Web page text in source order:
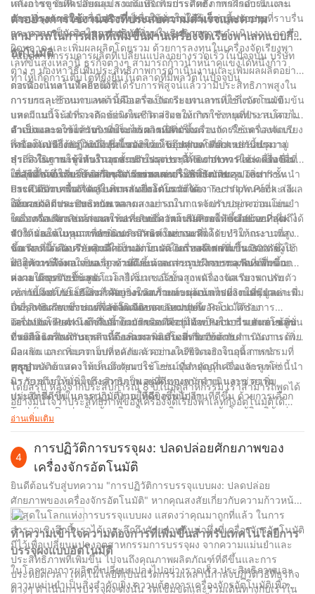
หลังการขายที่ครอบคลุม รวมถึงบริการการติดตั้ง การฝึกอบรม และ
การบำรุงรักษาอย่างมืออาชีพ เพื่อให้มั่นใจได้ถึงการบูรณาการที่ราบรื่น
และความเป็นเลิศในการปฏิบัติงานในระยะยาว
เสนอโซลูชันที่เปลี่ยนแปลงเกมเพื่อเพิ่มประสิทธิภาพการดำเนินงาน
และเพิ่มผลผลิต เครื่องจักรที่เป็นนวัตกรรมใหม่เหล่านี้ปรับปรุง
กระบวนการจัดวางบนพาเลท เพิ่มประสิทธิภาพการดำเนินงาน ลดข้อ
ผิดพลาด และเพิ่มผลผลิตโดยรวม ด้วยการลงทุนในเครื่องจัดเรียงพา
เลทขั้นสูงเหล่านี้ ธุรกิจต่างๆ สามารถก้าวนำหน้าคู่แข่งได้หนึ่งก้าว
ทำให้เกิดการเติบโตที่ยั่งยืนในตลาดที่มีพลวัตในปัจจุบัน
ตัวอย่างการใช้งานจริงที่ประสบความสำเร็จและความ
สามารถในการผลิตที่เพิ่มขึ้นผ่านเครื่องจัดเรียงพาเลทแบบกึ่ง
อัตโนมัติ
ในอุตสาหกรรมการผลิตที่เปลี่ยนแปลงอย่างรวดเร็วในปัจจุบัน บริษัท
ต่าง ๆ มองหาวิธีเพิ่มประสิทธิภาพการดำเนินงานและเพิ่มผลผลิตอย่าง
ต่อเนื่อง เทคโนโลยีหนึ่งที่ได้รับการพิสูจน์แล้วว่ามีประสิทธิภาพสูงใน
การบรรลุเป้าหมายเหล่านี้คือเครื่องจัดเรียงพาเลทแบบกึ่งอัตโนมัติ
บทความนี้จะสำรวจตัวอย่างในชีวิตจริงของการใช้งานที่ประสบความ
สำเร็จและความสามารถในการผลิตที่เพิ่มขึ้นผ่านการใช้เครื่องจัดเรียง
พาเลทแบบกึ่งอัตโนมัติ ซึ่งแสดงให้เห็นถึงคุณค่าที่สิ่งเหล่านี้นำมาสู่
ธุรกิจ ในฐานะผู้ให้บริการชั้นนำในสาขานี้ Techflow Pack เป็นชื่อที่
เชื่อถือได้ซึ่งเกี่ยวข้องกับนวัตกรรมและประสิทธิภาพ
การดำเนินงานที่คล่องตัว:
การยกและซ้อนพาเลทด้วยมืออาจเป็นกระบวนการที่ใช้แรงงานเข้มข้น
และมีแนวโน้มที่จะเกิดข้อผิดพลาด ส่งผลให้เกิดการหยุดทำงานโดยไม่
จำเป็นและอาจได้รับบาดเจ็บได้ การเปิดตัวเครื่องจัดเรียงพาเลทแบบ
กึ่งอัตโนมัติได้ปฏิวัติแง่มุมนี้ของห่วงโซ่อุปทานโดยการปรับปรุง
ประสิทธิภาพการทำงานและปรับปรุงประสิทธิภาพ การใช้เครื่องจักร
เหล่านี้ช่วยให้บริษัทต่างๆ สามารถลดการใช้แรงงานคน เพิ่ม
ประสิทธิภาพพื้นที่ และเพิ่มผลผลิตโดยรวมได้
ตัวอย่างการใช้งานจริงที่ประสบความสำเร็จ:
เครื่องจัดเรียงพาเลทกึ่งอัตโนมัติของ Techflow Pack ประสบความ
สำเร็จในการใช้งานในอุตสาหกรรมต่างๆ ตั้งแต่อาหารและเครื่องดื่ม
เภสัชภัณฑ์ และโลจิสติกส์ ตัวอย่างเช่น ในบริษัทแปรรูปอาหารชั้นนำ
การเปิดตัวเครื่องจัดเรียงพาเลทกึ่งอัตโนมัติของ Techflow Pack ส่งผล
ให้การจัดการแบบแมนนวลลดลงอย่างมาก และปรับปรุงความแม่นยำ
ในการวางพาเลท ส่งผลให้ประสิทธิภาพการผลิตเพิ่มขึ้นอย่างน่าทึ่งถึง
40% และต้นทุนการดำเนินงานลดลงอย่างมาก
ในอุตสาหกรรมยา เครื่องจัดเรียงพาเลทกึ่งอัตโนมัติของ Techflow
Pack มีบทบาทสำคัญในการรับประกันการจัดการบรรจุภัณฑ์ที่ละเอียด
อ่อนอย่างมีประสิทธิภาพ ความสามารถในการจัดการอย่างอ่อนโยน
ของเครื่องจักรช่วยลดความเสี่ยงต่อความเสียหายให้เหลือน้อยที่สุด
ทำให้มั่นใจในคุณภาพของผลิตภัณฑ์ในขณะที่ได้รับปริมาณงานที่สูง
ขึ้น ผลที่ได้คือบริษัทยามีความสามารถในการผลิตเพิ่มขึ้น 30% ซึ่งนำ
ไปสู่ความพึงพอใจของลูกค้าที่ดีขึ้นและส่วนแบ่งการตลาดที่เพิ่มขึ้น
เพิ่มผลผลิตและประหยัดเวลา:
เครื่องจัดเรียงสินค้าบนพาเลทแบบกึ่งอัตโนมัติของ Techflow Pack ได้
รับการออกแบบมาเพื่อเพิ่มประสิทธิภาพการผลิตโดยทำให้กระบวนการ
จัดเรียงและจัดเรียงสินค้าเป็นอัตโนมัติ เครื่องจักรสามารถรองรับ
ผลิตภัณฑ์ได้หลากหลาย รวมถึงขนาดและรูปร่างบรรจุภัณฑ์ที่หลาก
หลาย ด้วยการใช้เทคโนโลยีเซ็นเซอร์ขั้นสูง เครื่องจัดเรียงพาเลท
เหล่านี้จึงรับประกันการจัดวางผลิตภัณฑ์บนพาเลทอย่างแม่นยำและมี
ประสิทธิภาพ ซึ่งช่วยลดข้อผิดพลาดของมนุษย์
นอกจากนี้ แผงควบคุมที่ใช้งานง่ายและอินเทอร์เฟซที่เป็นมิตรต่อผู้ใช้
ทำให้การทำงานเป็นเรื่องง่ายและต้องการการฝึกอบรมเพียงเล็กน้อย
ส่งผลให้ธุรกิจประหยัดเวลาได้มาก เนื่องจากพนักงานสามารถปรับตัว
เข้ากับเทคโนโลยีใหม่ได้อย่างรวดเร็วและมุ่งเน้นไปที่งานที่มีมูลค่าเพิ่ม
อื่นๆ การผสานรวมเครื่องจัดเรียงพาเลทแบบกึ่งอัตโนมัติของ
Techflow Pack เข้ากับสายการผลิตที่มีอยู่ได้อย่างราบรื่น ยังช่วยเพิ่ม
ประสิทธิภาพด้านเวลาและเพิ่มผลผลิตโดยรวมอีกด้วย
ความปลอดภัยขั้นสูง:
ความปลอดภัยเป็นสิ่งสำคัญยิ่งในสภาพแวดล้อมการผลิตใดๆ และ
เครื่องจัดเรียงพาเลทกึ่งอัตโนมัติของ Techflow Pack ได้รับการ
ออกแบบโดยคำนึงถึงสิ่งนี้ ด้วยการลดความจำเป็นในการยกและซ้อน
ด้วยมือ เครื่องจักรเหล่านี้จึงลดความเสี่ยงที่เกี่ยวข้องกับการจัดการด้วย
มือ เช่น อาการบาดเจ็บที่หลังและความเครียด นอกจากนี้ การนำ
คุณสมบัติด้านความปลอดภัยมาใช้ เช่น ปุ่มหยุดฉุกเฉินและลูกโซ่
นิรภัย ช่วยให้มั่นใจถึงความเป็นอยู่ที่ดีของพนักงาน และช่วยเพิ่ม
ประสิทธิภาพในการปฏิบัติงานให้ดียิ่งขึ้นไปอีก
เครื่องจัดเรียงพาเลทกึ่งอัตโนมัติของ Techflow Pack นำเสนอโซลูชั่น
ที่พลิกโฉมสำหรับธุรกิจที่ต้องการเพิ่มประสิทธิภาพการดำเนินงาน เพิ่ม
ผลผลิต และเพิ่มความปลอดภัย ตัวอย่างในชีวิตจริงในอุตสาหกรรมที่
หลากหลายแสดงให้เห็นถึงคุณประโยชน์ที่สำคัญที่เครื่องจักรเหล่านี้นำ
มา รวมถึงการเพิ่มประสิทธิภาพ ลดต้นทุนการดำเนินงาน ความ
แม่นยำที่ดีขึ้น และความเป็นอยู่ที่ดีของพนักงานที่ดีขึ้น ด้วยการเลือก
Techflow Pack เป็นพันธมิตรในการเดินทางแบบอัตโนมัติ บริษัทต่างๆ
จึงสามารถบรรลุการดำเนินงานที่มีประสิทธิภาพและก้าวนำในตลาดที่
มีการแข่งขันสูง
สรุป
โดยสรุป หลังจากประสบการณ์ 8 ปีในอุตสาหกรรม เราสามารถพูดได้
อย่างมั่นใจว่าประสิทธิภาพของเครื่องจัดเรียงพาเลทกึ่งอัตโนมัติได้
พิสูจน์แล้วว่าเป็นผู้เปลี่ยนเกมในการปรับปรุงการดำเนินงานและเพิ่ม
ช่วยลดแรงงานคน ขณะเดียวกันก็รับประกันการจัดเรียงผลิตภัณฑ์บน
พาเลทที่แม่นยำและแม่นยำ การบูรณาการเทคโนโลยีล้ำสมัยและ
ระบบอัตโนมัติอัจฉริยะได้ปฏิวัติประสิทธิภาพและประสิทธิผลของการ
ดำเนินงานของเรา ทำให้เราสามารถตอบสนองและเกินความต้องการ
ของลูกค้าได้อย่างง่ายดาย ด้วยการพัฒนาอย่างต่อเนื่องและความ
ก้าวหน้าของเครื่องจัดเรียงพาเลทแบบกึ่งอัตโนมัติ เรารู้สึกตื่นเต้นที่ได้
เห็นการปรับปรุงเพิ่มเติมในด้านประสิทธิภาพการผลิตและความเป็น
เลิศในการปฏิบัติงานโดยรวม เมื่อเรามองไปสู่อนาคต เห็นได้ชัดเจน
ว่าการลงทุนในโซลูชั่นที่เป็นนวัตกรรมเหล่านี้ไม่เพียงแต่เป็นการ
ตัดสินใจที่ชาญฉลาดเท่านั้น แต่ยังเป็นก้าวที่จำเป็นสำหรับบริษัทใดๆ ที่
อ่านเพิ่มเติม
4
การปฏิวัติการบรรจุผง: ปลดปล่อยศักยภาพของ
เครื่องจักรอัตโนมัติ
ยินดีต้อนรับสู่บทความ "การปฏิวัติการบรรจุแบบผง: ปลดปล่อย
ศักยภาพของเครื่องจักรอัตโนมัติ" หากคุณสงสัยเกี่ยวกับความก้าวหน้า
ล่าสุดในโลกแห่งการบรรจุแบบผง แสดงว่าคุณมาถูกที่แล้ว ในการ
สำรวจเชิงลึกนี้ เราได้เจาะลึกถึงศักยภาพอันน่าทึ่งที่เครื่องจักรอัตโนมัติ
มีไว้เพื่อเปลี่ยนแปลงอุตสาหกรรมการบรรจุผง จากความแม่นยำและ
ประสิทธิภาพที่เพิ่มขึ้น ไปจนถึงคุณภาพผลิตภัณฑ์ที่ดีขึ้นและการ
ประหยัดเวลา เทคโนโลยีที่เป็นนวัตกรรมเหล่านี้กำลังปฏิวัติวิธีที่ธุรกิจ
ต่างๆ ดำเนินการบรรจุผง ดังนั้น รัดเข็มขัดและร่วมเดินทางกับเราใน
ทำความเข้าใจความต้องการที่เพิ่มขึ้นสำหรับเทคโนโลยีการ
บรรจุผงแบบอัตโนมัติ
ในโลกของการผลิตที่เปลี่ยนแปลงไปอย่างรวดเร็ว ประสิทธิภาพและ
ความแม่นยำเป็นสิ่งสำคัญยิ่ง ความต้องการเครื่องจักรอัตโนมัติเพื่อ